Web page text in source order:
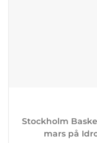
Stockholm
mars på